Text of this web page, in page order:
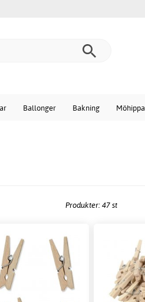
Ballonger Bakning Möhippa
Produkter: 47 st